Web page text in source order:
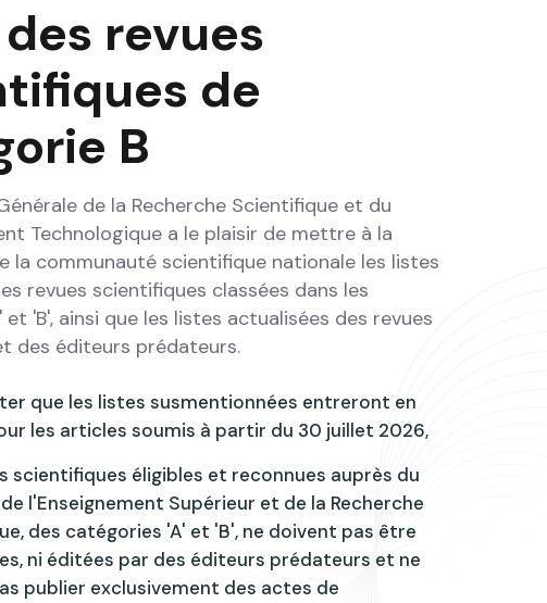
revues
de
B
de la Recherche Scientifique et du
Technologique a le plaisir de mettre à la
la communauté scientifique nationale les listes
revues scientifiques classées dans les
'B', ainsi que les listes actualisées des revues
des éditeurs prédateurs.
que les listes susmentionnées entreront en
les articles soumis à partir du 30 juillet 2026,
scientifiques éligibles et reconnues auprès du
l'Enseignement Supérieur et de la Recherche
des catégories 'A' et 'B', ne doivent pas être
ni éditées par des éditeurs prédateurs et ne
publier exclusivement des actes de